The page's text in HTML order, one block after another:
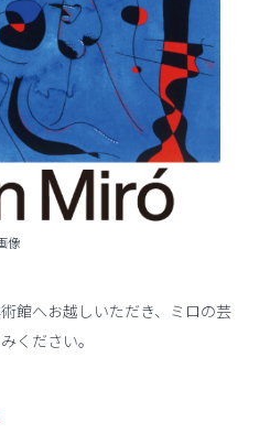
像
館へお越しいただき、ミロの芸
ください。